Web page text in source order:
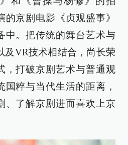
京剧电影《贞观盛事》
中。把传统的舞台艺术与
及VR技术相结合，尚长荣
，打破京剧艺术与普通观
粹与当代生活的距离，
、了解京剧进而喜欢上京